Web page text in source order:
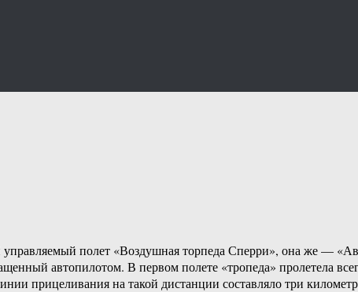
полет «Воздушная торпеда Сперри», она же —
автопилотом. В первом полете «тропеда» пролетела
прицеливания на такой дистанции составляло три